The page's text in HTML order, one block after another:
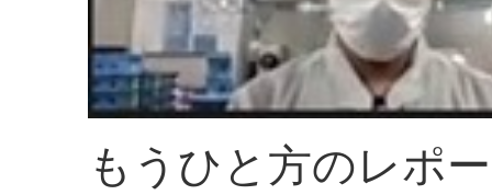
もうひと方のレポ